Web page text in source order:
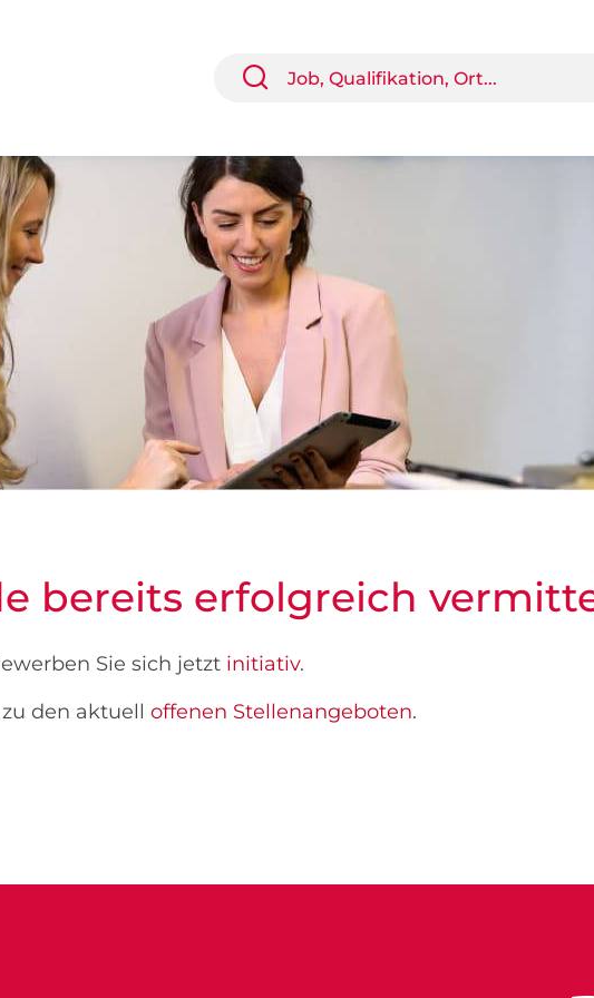
bereits erfolgreich
Sie sich jetzt initiativ.
den aktuell offenen Stellenangeboten.